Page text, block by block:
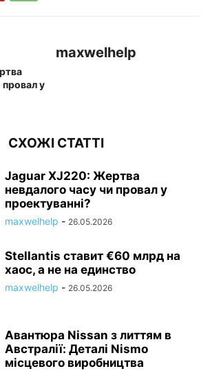
провал у
maxwelhelp
СХОЖІ СТАТТІ
Jaguar XJ220: Жертва
невдалого часу чи провал у
проектуванні?
maxwelhelp - 26.05.2026
Stellantis ставит €60 млрд на
хаос, а не на единство
maxwelhelp - 26.05.2026
Авантюра Nissan з литтям в
Австралії: Деталі Nismo
місцевого виробництва